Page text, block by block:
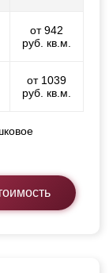
от 942
руб. кв.м.
от 1039
руб. кв.м.